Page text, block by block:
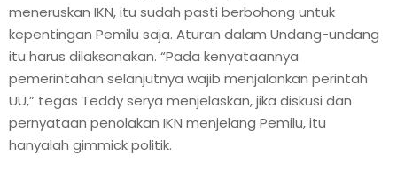
meneruskan IKN, itu sudah pasti berbohong untuk
kepentingan Pemilu saja. Aturan dalam Undang-undang
itu harus dilaksanakan. “Pada kenyataannya
pemerintahan selanjutnya wajib menjalankan perintah
UU,” tegas Teddy serya menjelaskan, jika diskusi dan
pernyataan penolakan IKN menjelang Pemilu, itu
hanyalah gimmick politik.